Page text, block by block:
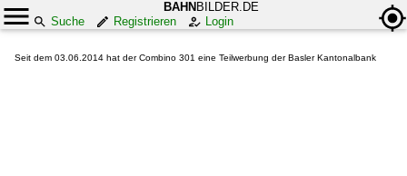
BAHN BILDER.DE
Suche
Registrieren Login
Seit dem 03.06.2014 hat der Combino 301 eine Teilwerbung der Basler Kantonalbank